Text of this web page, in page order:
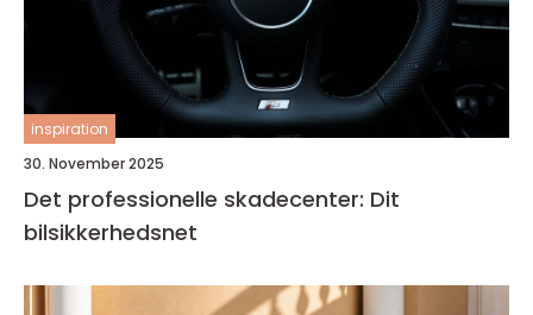
inspiration
30. November 2025
Det professionelle skadecenter: Dit
bilsikkerhedsnet